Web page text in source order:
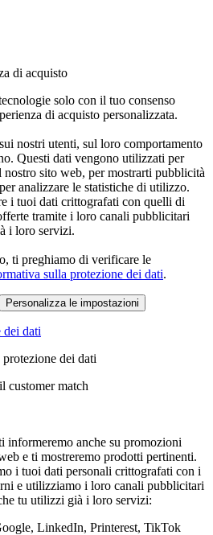
di acquisto
solo con il tuo consenso
di acquisto personalizzata.
nostri utenti, sul loro comportamento
Questi dati vengono utilizzati per
sito web, per mostrarti pubblicità
analizzare le statistiche di utilizzo.
i tuoi dati crittografati con quelli di
tramite i loro canali pubblicitari
i loro servizi.
ti preghiamo di verificare le
sulla protezione dei dati.
Personalizza le impostazioni
dei dati
dei dati
customer match
informeremo anche su promozioni
e ti mostreremo prodotti pertinenti.
i tuoi dati personali crittografati con i
e utilizziamo i loro canali pubblicitari
tu utilizzi già i loro servizi:
LinkedIn, Printerest, TikTok